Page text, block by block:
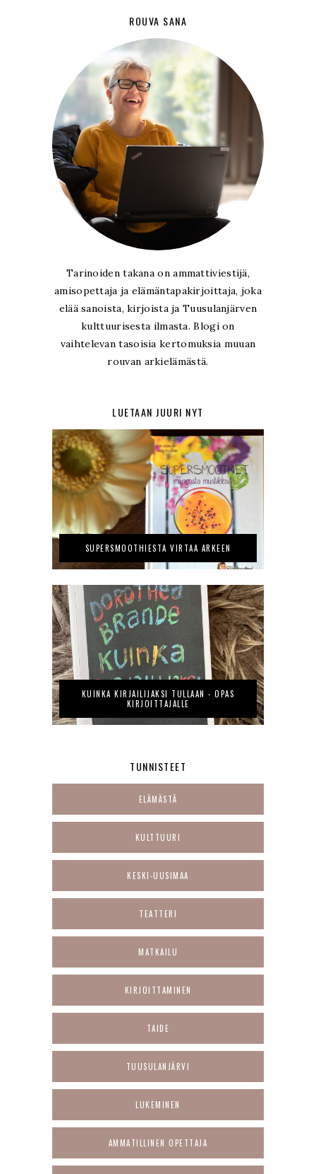
ROUVA SANA
Tarinoiden takana on ammattiviestijä,
amisopettaja ja elämäntapakirjoittaja, joka
elää sanoista, kirjoista ja Tuusulanjärven
kulttuurisesta ilmasta. Blogi on
vaihtelevan tasoisia kertomuksia muuan
rouvan arkielämästä.
LUETAAN JUURI NYT
SUPERSMOOTHIESTA VIRTAA ARKEEN
KUINKA KIRJAILIJAKSI TULLAAN - OPAS
KIRJOITTAJALLE
TUNNISTEET
ELÄMÄSTÄ
KULTTUURI
KESKI-UUSIMAA
TEATTERI
MATKAILU
KIRJOITTAMINEN
TAIDE
TUUSULANJÄRVI
LUKEMINEN
AMMATILLINEN OPETTAJA